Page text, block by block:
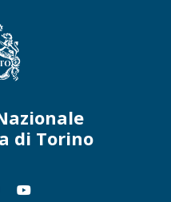
di Torino